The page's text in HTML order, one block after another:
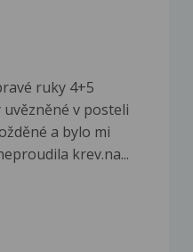
ruky 4+5
v posteli
a bylo mi
krev.na...